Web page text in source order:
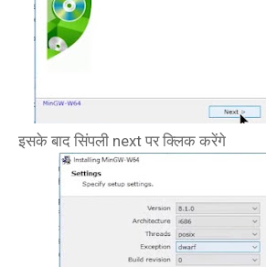
इसके बाद सिंपली next पर क्लिक करेंगे